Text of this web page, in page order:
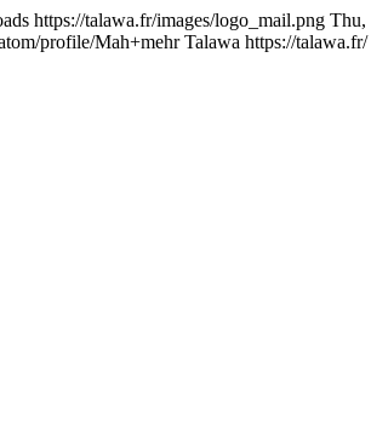
https://talawa.fr/images/logo_mail.png Thu,
profile/Mah+mehr Talawa https://talawa.fr/